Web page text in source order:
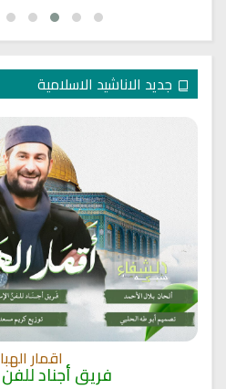
جديد الاناشيد الاسلامية
اقمار
فريق أجناد